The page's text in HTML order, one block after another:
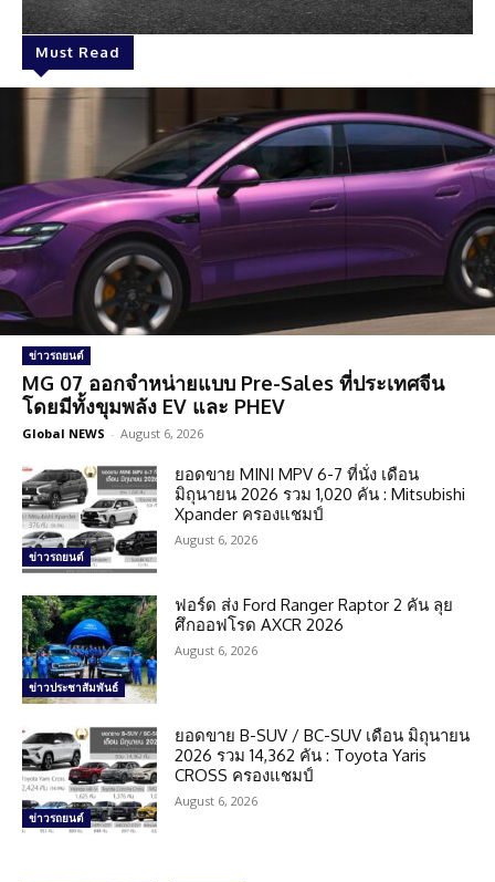
Must Read
ข่าวรถยนต์
MG 07 ออกจำหน่ายแบบ Pre-Sales ที่ประเทศจีน
โดยมีทั้งขุมพลัง EV และ PHEV
Global NEWS - August 6, 2026
ข่าวรถยนต์
ยอดขาย MINI MPV 6-7 ที่นั่ง เดือน
มิถุนายน 2026 รวม 1,020 คัน : Mitsubishi
Xpander ครองแชมป์
August 6, 2026
ข่าวประชาสัมพันธ์
ฟอร์ด ส่ง Ford Ranger Raptor 2 คัน ลุย
ศึกออฟโรด AXCR 2026
August 6, 2026
ข่าวรถยนต์
ยอดขาย B-SUV / BC-SUV เดือน มิถุนายน
2026 รวม 14,362 คัน : Toyota Yaris
CROSS ครองแชมป์
August 6, 2026